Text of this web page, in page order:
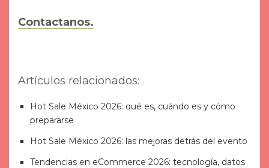
Contactanos.
Artículos relacionados:
Hot Sale México 2026: qué es, cuándo es y cómo
prepararse
Hot Sale México 2026: las mejoras detrás del evento
Tendencias en eCommerce 2026: tecnología, datos